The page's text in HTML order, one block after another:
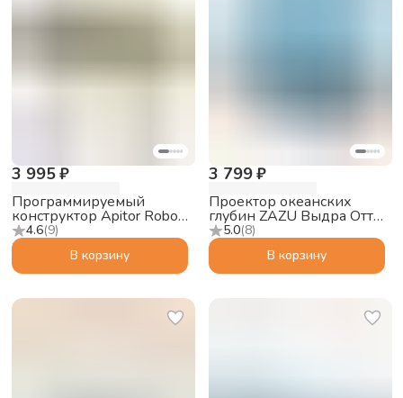
4.6(9)
3 995 ₽
Программируемый
конструктор Apitor Robot
Q 20в1
В корзину
5.0(8)
3 799 ₽
Проектор океанских
глубин ZAZU Выдра Отто
для малышей
В корзину